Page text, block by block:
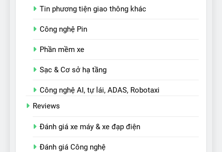
Tin phương tiện giao thông khác
Công nghệ Pin
Phần mềm xe
Sạc & Cơ sở hạ tầng
Công nghệ AI, tự lái, ADAS, Robotaxi
Reviews
Đánh giá xe máy & xe đạp điện
Đánh giá Công nghệ